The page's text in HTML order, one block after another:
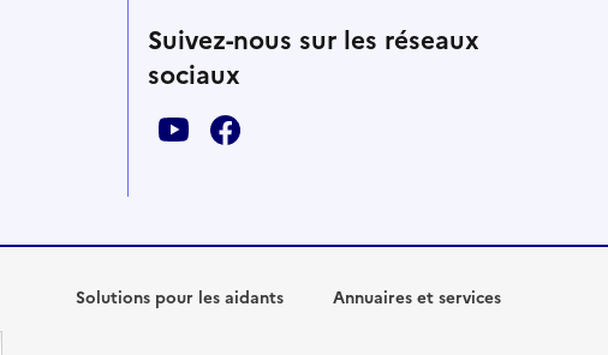
Suivez-nous sur les réseaux
sociaux
Solutions pour les aidants Annuaires et services